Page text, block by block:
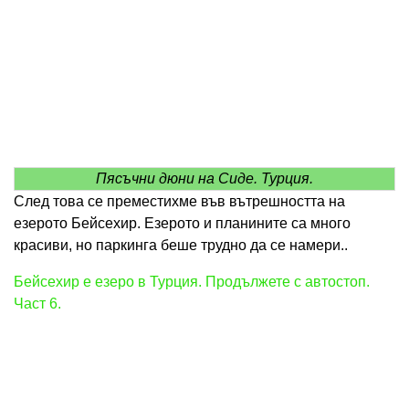
Пясъчни дюни на Сиде. Турция.
След това се преместихме във вътрешността на
езерото Бейсехир. Езерото и планините са много
красиви, но паркинга беше трудно да се намери..
Бейсехир е езеро в Турция. Продължете с автостоп.
Част 6.